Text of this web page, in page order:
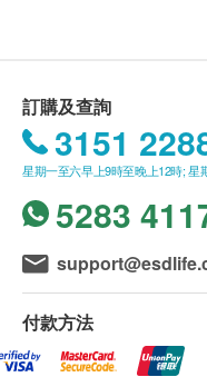
全腹部超聲波 (肝、
2,890.0
肝功能標準檢查
HK$680.0
血脂檢查
適合曾有心臟不適或
HK$480.0
全面腎功能組合
訂購疫苗檢查計劃
接種須知：
注射當天如有發
正在懷孕或哺乳
下方可接受注射。
如正服用藥物，
訂購及查詢
3151
星期一至六早上9時至晚上12時; 星
5283
付款方法